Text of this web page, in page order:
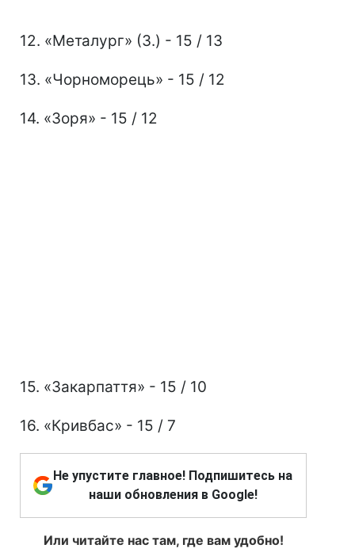
12. «Металург» (З.) - 15 / 13
13. «Чорноморець» - 15 / 12
14. «Зоря» - 15 / 12
15. «Закарпаття» - 15 / 10
16. «Кривбас» - 15 / 7
Не упустите главное! Подпишитесь на
наши обновления в Google!
Или читайте нас там, где вам удобно!